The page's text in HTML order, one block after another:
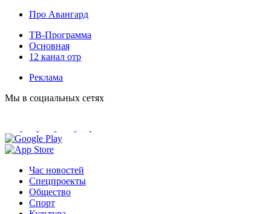
Про Авангард
ТВ-Программа
Основная
12 канал отр
Реклама
Мы в социальных сетях
Час новостей
Спецпроекты
Общество
Спорт